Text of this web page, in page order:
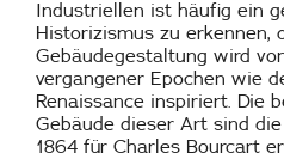
Industriellen ist häufig ein
Historizismus zu erkennen,
Gebäudegestaltung wird
vergangener Epochen wie
Renaissance inspiriert. Die
Gebäude dieser Art sind
1864 für Charles Bourcart